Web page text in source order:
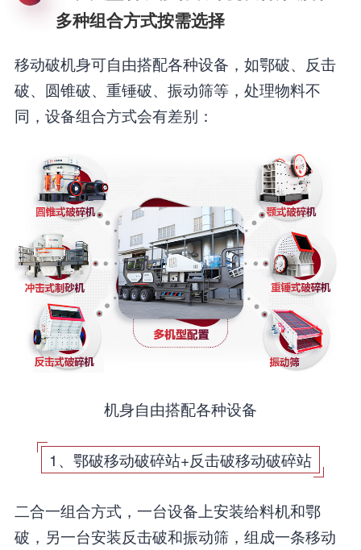
多种组合方式按需选择
移动破机身可自由搭配各种设备，如鄂破、反击
破、圆锥破、重锤破、振动筛等，处理物料不
同，设备组合方式会有差别：
机身自由搭配各种设备
1、鄂破移动破碎站+反击破移动破碎站
二合一组合方式，一台设备上安装给料机和鄂
破，另一台安装反击破和振动筛，组成一条移动